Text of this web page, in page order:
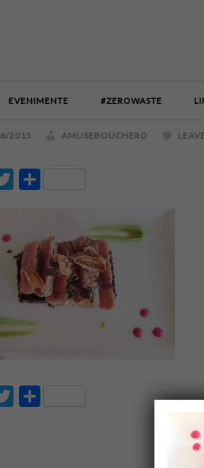
EVENIMENTE #ZEROWASTE
2015 AMUSEBOUCHERO
Twitter
Twitter